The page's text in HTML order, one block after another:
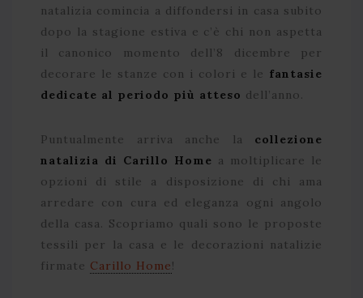
natalizia comincia a diffondersi in casa subito
dopo la stagione estiva e c’è chi non aspetta
il canonico momento dell’8 dicembre per
decorare le stanze con i colori e le fantasie
dedicate al periodo più atteso dell’anno.
Puntualmente arriva anche la collezione
natalizia di Carillo Home a moltiplicare le
opzioni di stile a disposizione di chi ama
arredare con cura ed eleganza ogni angolo
della casa. Scopriamo quali sono le proposte
tessili per la casa e le decorazioni natalizie
firmate Carillo Home!